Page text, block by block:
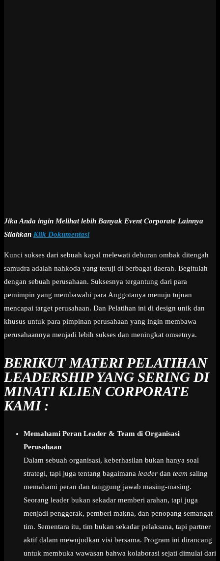
Jika Anda ingin Melihat lebih Banyak Event Corporate Lainnya
Silahkan Klik Dokumentasi
Kunci sukses dari sebuah kapal melewati deburan ombak ditengah
samudra adalah nahkoda yang teruji di berbagai daerah. Begitulah
dengan sebuah perusahaan. Suksesnya tergantung dari para
pemimpin yang membawahi para Anggotanya menuju tujuan
mencapai target perusahaan. Dan Pelatihan ini di design unik dan
khusus untuk para pimpinan perusahaan yang ingin membawa
perusahaannya menjadi lebih sukses dan meningkat omsetnya.
BERIKUT MATERI PELATIHAN
LEADERSHIP YANG SERING DI
MINATI KLIEN CORPORATE
KAMI :
Memahami Peran Leader & Team di Organisasi
Perusahaan
Dalam sebuah organisasi, keberhasilan bukan hanya soal
strategi, tapi juga tentang bagaimana leader dan team saling
memahami peran dan tanggung jawab masing-masing.
Seorang leader bukan sekadar memberi arahan, tapi juga
menjadi penggerak, pemberi makna, dan penopang semangat
tim. Sementara itu, tim bukan sekadar pelaksana, tapi partner
aktif dalam mewujudkan visi bersama. Program ini dirancang
untuk membuka wawasan bahwa kolaborasi sejati dimulai dari